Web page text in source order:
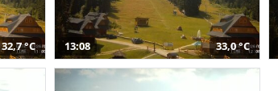
32,7 °C 13:08 33,0 °C